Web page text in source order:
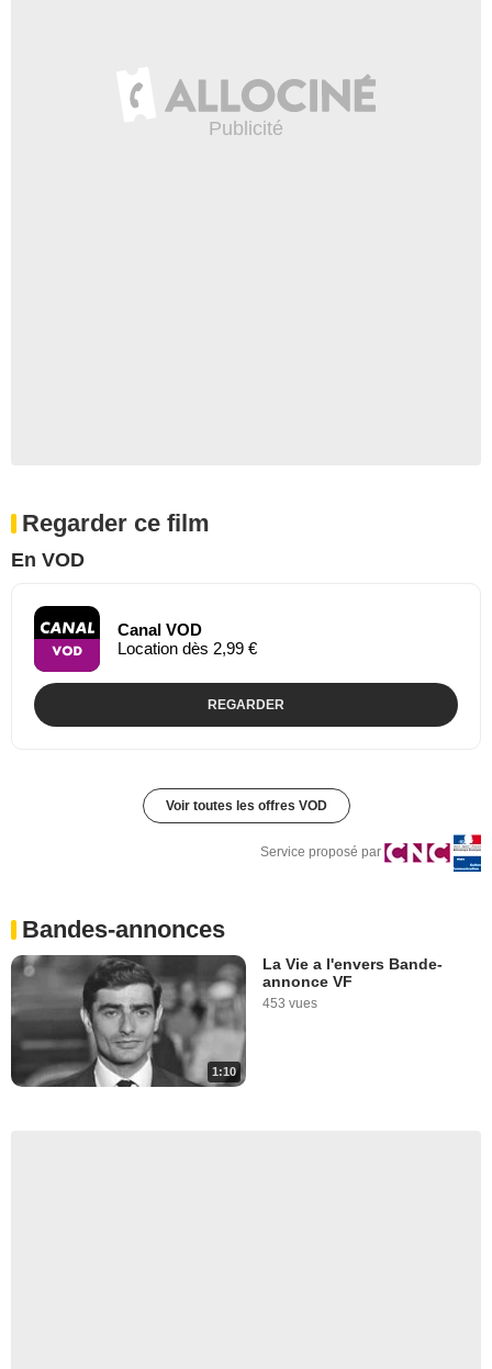
Regarder ce film
En VOD
Canal VOD
Location dès 2,99 €
REGARDER
Voir toutes les offres VOD
Service proposé par
Bandes-annonces
1:10
La Vie a l'envers Bande-
annonce VF
453 vues